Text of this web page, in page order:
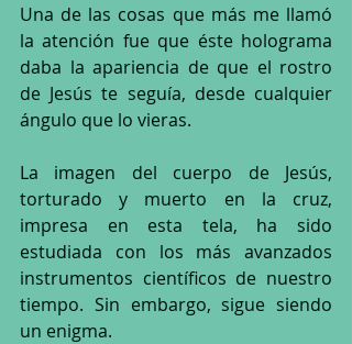
Una de las cosas que más me llamó
la atención fue que éste holograma
daba la apariencia de que el rostro
de Jesús te seguía, desde cualquier
ángulo que lo vieras.
La imagen del cuerpo de Jesús,
torturado y muerto en la cruz,
impresa en esta tela, ha sido
estudiada con los más avanzados
instrumentos científicos de nuestro
tiempo. Sin embargo, sigue siendo
un enigma.